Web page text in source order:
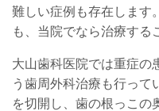
難しい症例も存在します
も、当院でなら治療する
大山歯科医院では重症の
う歯周外科治療も行って
を切開し、歯の根っこの